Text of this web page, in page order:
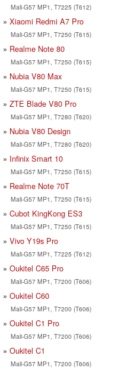
Mali-G57 MP1, T7225 (T612)
Xiaomi Redmi A7 Pro
Mali-G57 MP1, T7250 (T615)
Realme Note 80
Mali-G57 MP1, T7250 (T615)
Nubia V80 Max
Mali-G57 MP1, T7250 (T615)
ZTE Blade V80 Pro
Mali-G57 MP1, T7280 (T620)
Nubia V80 Design
Mali-G57 MP1, T7280 (T620)
Infinix Smart 10
Mali-G57 MP1, T7250 (T615)
Realme Note 70T
Mali-G57 MP1, T7250 (T615)
Cubot KingKong ES3
Mali-G57 MP1, T7250 (T615)
Vivo Y19s Pro
Mali-G57 MP1, T7225 (T612)
Oukitel C65 Pro
Mali-G57 MP1, T7200 (T606)
Oukitel C60
Mali-G57 MP1, T7200 (T606)
Oukitel C1 Pro
Mali-G57 MP1, T7200 (T606)
Oukitel C1
Mali-G57 MP1, T7200 (T606)